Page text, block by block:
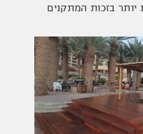
יותר בזכות המתקנים